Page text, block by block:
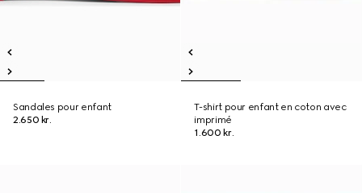
Sandales pour enfant
2.650 kr.
T-shirt pour enfant en coton avec
imprimé
1.600 kr.